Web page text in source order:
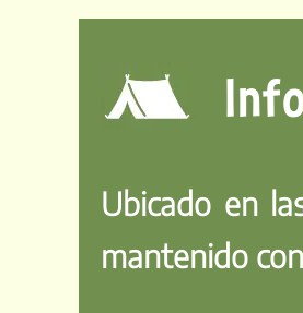
Ubicado en
mantenido